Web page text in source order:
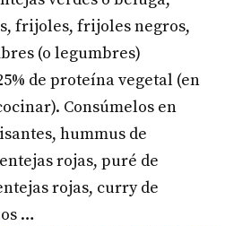
frijoles, frijoles negros,
(o legumbres)
de proteína vegetal (en
Consúmelos en
hummus de
rojas, puré de
rojas, curry de
…